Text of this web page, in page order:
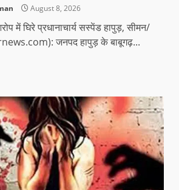
August 8, 2026
में घिरे प्रधानाचार्य सस्पेंड हापुड़, सीमन/
जनपद हापुड़ के बाबूगढ़...